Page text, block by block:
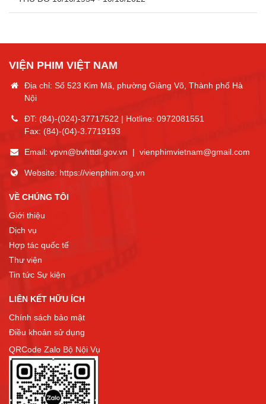
VIỆN PHIM VIỆT NAM
Địa chỉ: Số 523 Kim Mã, phường Giảng Võ, Thành phố Hà
Nội
ĐT: (84)-(024)-37717522 | Hotline: 0972081551
Fax: (84)-(04)-3.7719193
Email: vpvn@bvhttdl.gov.vn | vienphimvietnam@gmail.com
Website: https://vienphim.org.vn
VỀ CHÚNG TÔI
Giới thiệu
Dịch vụ
Hợp tác quốc tế
Thư viện
Tin tức Sự kiện
LIÊN KẾT HỮU ÍCH
Chính sách bảo mật
Điều khoản sử dụng
QRCode Zalo Bộ Nội Vụ